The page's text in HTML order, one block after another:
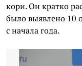
кори. Он кратко
было выявлено 10
с начала года.